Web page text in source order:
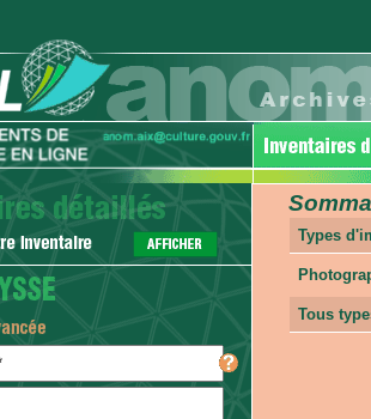
Types
Tous